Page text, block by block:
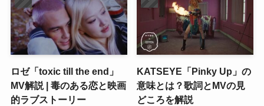
ロゼ「toxic till the end」
MV解説 | 毒のある恋と映画
的ラブストーリー
KATSEYE「Pinky Up」の
意味とは？歌詞とMVの見
どころを解説